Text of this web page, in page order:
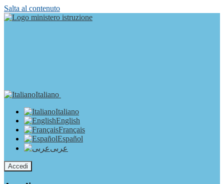
Salta al contenuto
Italiano
Italiano
English
Français
Español
عربى
Accedi